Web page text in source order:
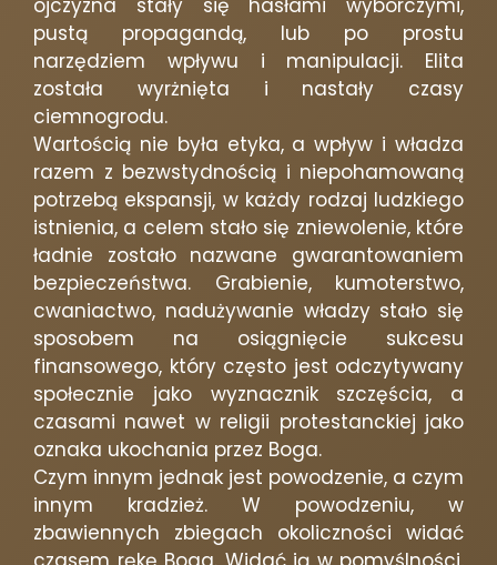
ojczyzna stały się hasłami wyborczymi,
pustą propagandą, lub po prostu
narzędziem wpływu i manipulacji. Elita
została wyrżnięta i nastały czasy
ciemnogrodu.
Wartością nie była etyka, a wpływ i władza
razem z bezwstydnością i niepohamowaną
potrzebą ekspansji, w każdy rodzaj ludzkiego
istnienia, a celem stało się zniewolenie, które
ładnie zostało nazwane gwarantowaniem
bezpieczeństwa. Grabienie, kumoterstwo,
cwaniactwo, nadużywanie władzy stało się
sposobem na osiągnięcie sukcesu
finansowego, który często jest odczytywany
społecznie jako wyznacznik szczęścia, a
czasami nawet w religii protestanckiej jako
oznaka ukochania przez Boga.
Czym innym jednak jest powodzenie, a czym
innym kradzież. W powodzeniu, w
zbawiennych zbiegach okoliczności widać